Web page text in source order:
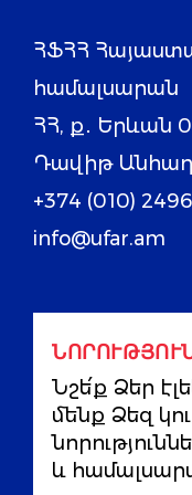
ՀՖՀՀ
համալսարան
ՀՀ, ք․ Երևան
Դավիթ
+374 (010)
info@ufar.am
Նշե՛ք Ձեր
մենք Ձեզ
և